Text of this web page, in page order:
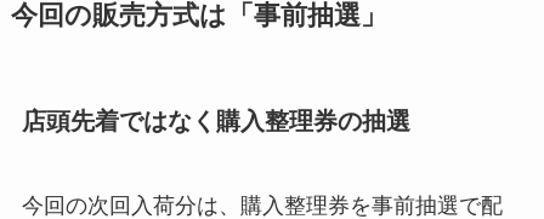
今回の販売方式は「事前抽選」
店頭先着ではなく購入整理券の抽選
今回の次回入荷分は、購入整理券を事前抽選で配